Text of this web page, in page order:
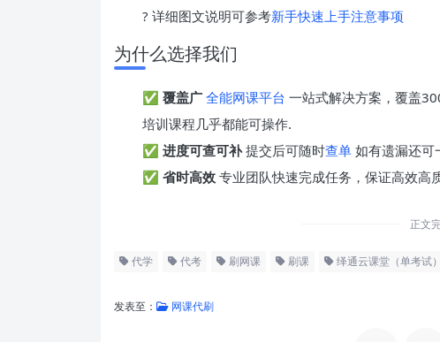
? 详细图文说明可参考新手快速上手注意事项
为什么选择我们
✅ 覆盖广 全能网课平台 一站式解决方案，覆盖
培训课程几乎都能可操作.
✅ 进度可查可补提交后可随时查单 如有遗漏还可
✅ 省时高效 专业团队快速完成任务，保证高效高
正文
代学 代考 刷网课 刷课 绎通云课堂（单考试）
发表至： 网课代刷